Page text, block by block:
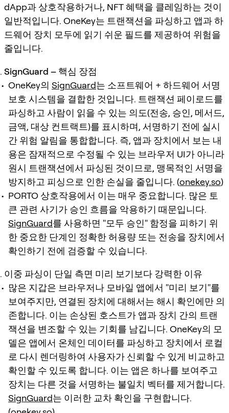
dApp과 상호작용하거나, NFT 혜택을 클레임하는 것이
일반적입니다. OneKey는 트랜잭션을 파싱하고 앱과 하
드웨어 장치 모두에 읽기 쉬운 필드를 제공하여 위험을
줄입니다.
SignGuard – 핵심 장점
OneKey의 SignGuard는 소프트웨어 + 하드웨어 서명
보호 시스템을 결합한 것입니다. 트랜잭션 페이로드를
파싱하고 사람이 읽을 수 있는 의도(전송, 승인, 메서드,
금액, 대상 컨트랙트)를 표시하며, 서명하기 전에 실시
간 위험 알림을 통합합니다. 즉, 앱과 장치에서 보는 내
용은 잠재적으로 수정될 수 있는 브라우저 UI가 아니라
원시 트랜잭션에서 파싱된 것이므로, 맹목적인 서명을
방지하고 피싱으로 인한 손실을 줄입니다. (onekey.so)
PORTO 상호작용에서 이는 매우 중요합니다. 많은 토
큰 관련 사기가 승인 흐름을 악용하기 때문입니다.
SignGuard를 사용하면 "모두 승인" 함정을 피하기 위
한 중요한 단계인 정확한 허용량 또는 전송을 장치에서
확인하기 전에 검증할 수 있습니다.
이중 파싱이 단일 측면 미리 보기보다 강력한 이유
많은 지갑은 브라우저나 모바일 앱에서 "미리 보기"를
보여주지만, 연결된 장치에 대해서는 해시 확인에만 의
존합니다. 이는 손상된 호스트가 앱과 장치 간의 트랜
잭션을 변조할 수 있는 기회를 남깁니다. OneKey의 모
델은 앱에서 온체인 데이터를 파싱하고 장치에서 로컬
로 다시 렌더링하여 사용자가 신뢰할 수 있게 비교하고
확인할 수 있도록 합니다. 이는 앱은 하나를 보여주고
장치는 다른 것을 서명하는 불일치 벡터를 제거합니다.
SignGuard는 이러한 교차 확인을 구현합니다.